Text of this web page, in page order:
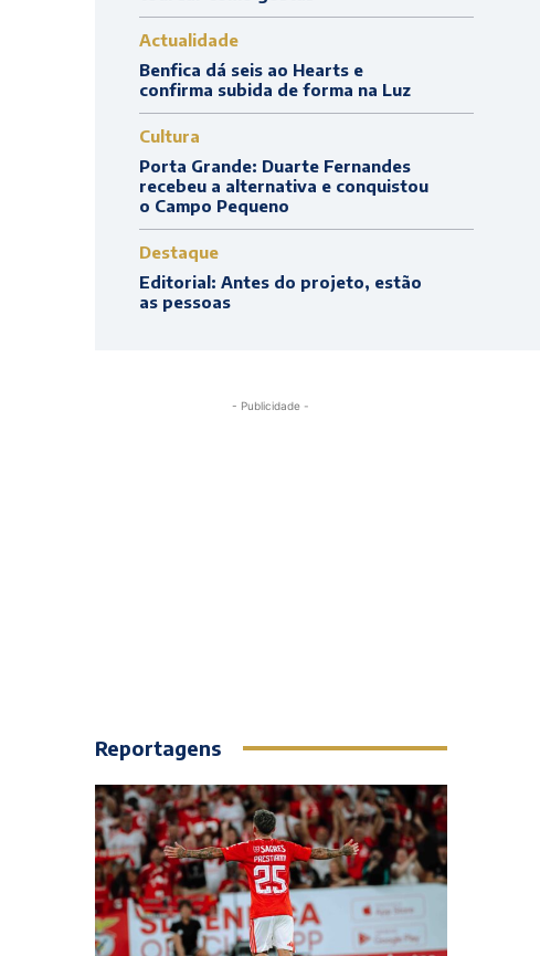
Actualidade
Benfica dá seis ao Hearts e
confirma subida de forma na Luz
Cultura
Porta Grande: Duarte Fernandes
recebeu a alternativa e conquistou
o Campo Pequeno
Destaque
Editorial: Antes do projeto, estão
as pessoas
- Publicidade -
Reportagens